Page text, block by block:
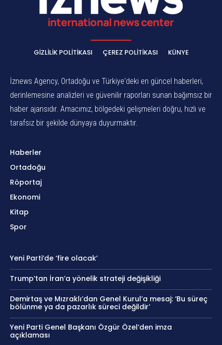
GIZLILIK POLITIKASI ÇEREZ POLITIKASI KÜNYE
İznews Agency, Ortadoğu ve Türkiye'deki en güncel haberleri,
derinlemesine analizleri ve güvenilir raporları sunan bağımsız bir
haber ajansıdır. Amacımız, bölgedeki gelişmeleri doğru, hızlı ve
tarafsız bir şekilde dünyaya duyurmaktır.
Haberler
Ortadoğu
Röportaj
Ekonomi
Kitap
Spor
Yeni Parti’de ‘fire olacak’
Trump’tan İran’a yönelik strateji değişikliği
Demirtaş ve Mızraklı’dan Genel Kurul’a mesaj: ‘Bu süreç
bölünme ya da pazarlık süreci değildir’
Yeni Parti Genel Başkanı Özgür Özel’den imza
açıklaması